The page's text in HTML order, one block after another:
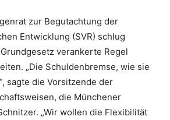
zur Begutachtung der
Entwicklung (SVR) schlug
verankerte Regel
„Die Schuldenbremse, wie sie
sagte die Vorsitzende der
die Münchener
„Wir wollen die Flexibilität